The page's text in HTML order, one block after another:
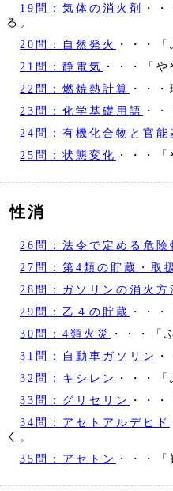
19問：気体の消火剤
・
る。
20問：自然発火
・・・
21問：静電気 ・・・「や
22問：燃焼熱計算 ・・
23問：化学基礎用語 ・
24問：有機化合物と官能
25問：状態変化 ・・・
性消
26問：法令で定める危険
27問：第4類の貯蔵・取
28問：ガソリンの消火方
29問：乙４の貯蔵 ・・
30問：4類火災
・・・「
31問：自動車ガソリン
32問：キシレン
・・・
33問：グリセリン
・・
34問：アセトアルデヒド
く。
35問：アセトン
・・・「